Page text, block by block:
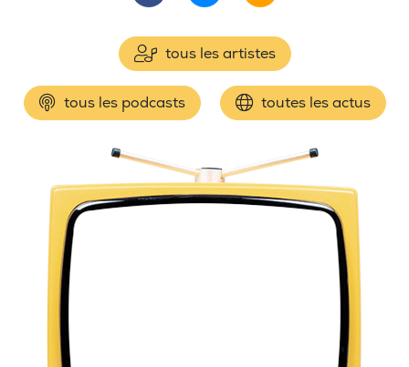
tous les artistes
tous les podcasts toutes les actus